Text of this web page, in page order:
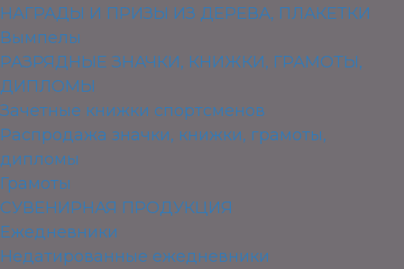
НАГРАДЫ И ПРИЗЫ ИЗ ДЕРЕВА, ПЛАКЕТКИ
Вымпелы
РАЗРЯДНЫЕ ЗНАЧКИ, КНИЖКИ, ГРАМОТЫ,
ДИПЛОМЫ
Зачетные книжки спортсменов
Распродажа значки, книжки, грамоты,
дипломы
Грамоты
СУВЕНИРНАЯ ПРОДУКЦИЯ
Ежедневники
Недатированные ежедневники